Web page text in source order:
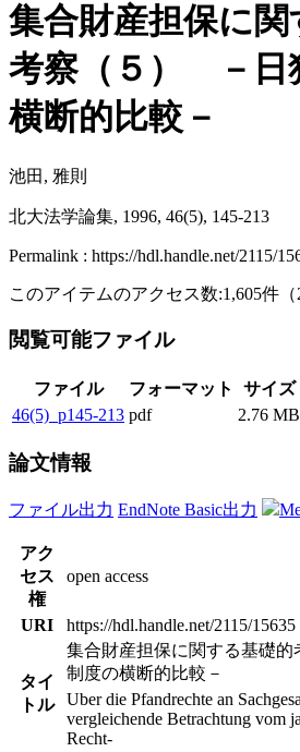
集合財産担保に
考察（５） －日
横断的比較－
池田, 雅則
北大法学論集, 1996, 46(5), 145-213
Permalink : https://hdl.handle.net/2115/
このアイテムのアクセス数:1,605件 （
閲覧可能ファイル
ファイル フォーマット サイズ
46(5)_p145-213 pdf 2.76 MB
論文情報
ファイル出力 EndNote Basic出力
アク
セス
権
open access
URI https://hdl.handle.net/2115/15635
タイ
トル
集合財産担保に関する基礎
制度の横断的比較－
Uber die Pfandrechte an
vergleichende Betrachtung vom
Recht-